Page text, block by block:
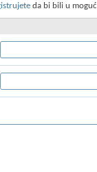
da bi bili u